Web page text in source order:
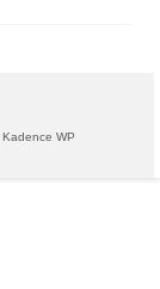
Kadence WP